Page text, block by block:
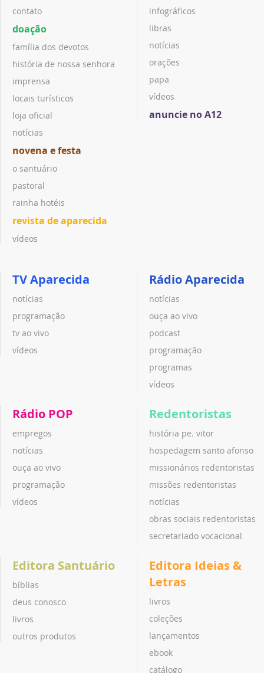
contato
doação
família dos devotos
história de nossa senhora
imprensa
locais turísticos
loja oficial
notícias
novena e festa
o santuário
pastoral
rainha hotéis
revista de aparecida
vídeos
infográficos
libras
notícias
orações
papa
vídeos
anuncie no A12
TV Aparecida
notícias
programação
tv ao vivo
vídeos
Rádio Aparecida
notícias
ouça ao vivo
podcast
programação
programas
vídeos
Rádio POP
empregos
notícias
ouça ao vivo
programação
vídeos
Redentoristas
história pe. vitor
hospedagem santo afonso
missionários redentoristas
missões redentoristas
notícias
obras sociais redentoristas
secretariado vocacional
Editora Santuário
bíblias
deus conosco
livros
outros produtos
Editora Ideias &
Letras
livros
coleções
lançamentos
ebook
catálogo